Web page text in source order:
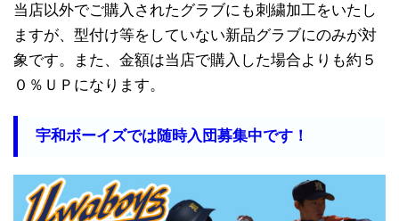
当店以外でご購入されたグラブにも刺繍加工をいたし
ますが、型付け等をしていない新品グラブにのみが対
象です。また、金額は当店で購入した場合よりも約５
０％ＵＰになります。
宇和ボーイズでは随時入団募集中です！